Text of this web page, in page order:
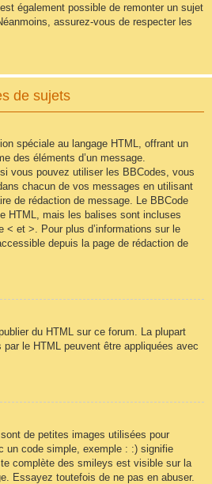
également possible de remonter un sujet
assurez-vous de respecter les
de sujets
spéciale au langage HTML, offrant un
des éléments d’un message.
vous pouvez utiliser les BBCodes, vous
chacun de vos messages en utilisant
de rédaction de message. Le BBCode
HTML, mais les balises sont incluses
< et >. Pour plus d’informations sur le
depuis la page de rédaction de
du HTML sur ce forum. La plupart
le HTML peuvent être appliquées avec
de petites images utilisées pour
un code simple, exemple : :) signifie
complète des smileys est visible sur la
Essayez toutefois de ne pas en abuser.